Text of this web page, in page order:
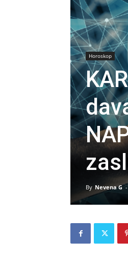
Horoskop
By Nevena G -